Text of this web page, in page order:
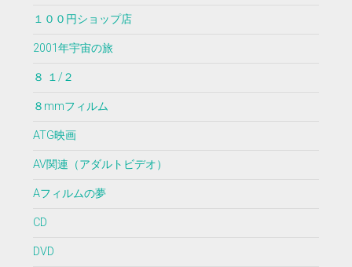
１００円ショップ店
2001年宇宙の旅
８ １/２
８mmフィルム
ATG映画
AV関連（アダルトビデオ）
Aフィルムの夢
CD
DVD